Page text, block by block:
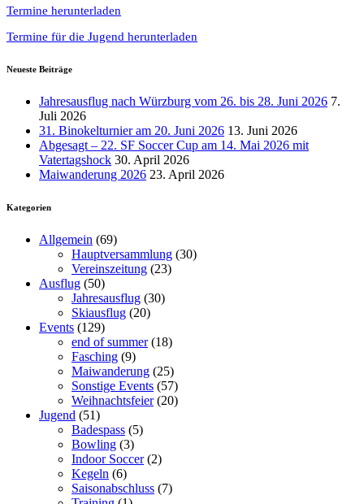
Termine herunterladen
Termine für die Jugend herunterladen
Neueste Beiträge
Jahresausflug nach Würzburg vom 26. bis 28. Juni 2026 7.
Juli 2026
31. Binokelturnier am 20. Juni 2026 13. Juni 2026
Abgesagt – 22. SF Soccer Cup am 14. Mai 2026 mit
Vatertagshock 30. April 2026
Maiwanderung 2026 23. April 2026
Kategorien
Allgemein (69)
Hauptversammlung (30)
Vereinszeitung (23)
Ausflug (50)
Jahresausflug (30)
Skiausflug (20)
Events (129)
end of summer(18)
Fasching (9)
Maiwanderung (25)
Sonstige Events (57)
Weihnachtsfeier(20)
Jugend (51)
Badespass (5)
Bowling (3)
Indoor Soccer(2)
Kegeln (6)
Saisonabschluss (7)